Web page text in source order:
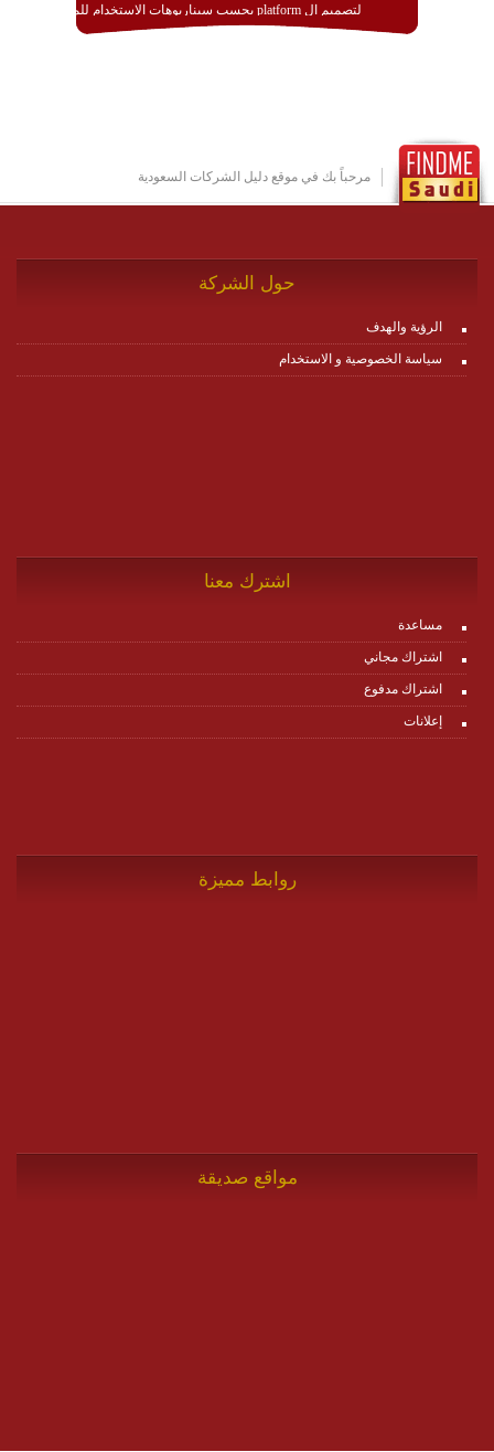
لتصميم ال platform بحسب سيناريوهات الاستخدام للمنصة
وتتوافق مع النشر والاستثمار ضمن بيئة استضافة dedicated
http://www.plutosms.com/zagel
مرحباً بك في موقع دليل الشركات السعودية
حول الشركة
الرؤية والهدف
سياسة الخصوصية و الاستخدام
اشترك معنا
مساعدة
اشتراك مجاني
اشتراك مدفوع
إعلانات
روابط مميزة
مواقع صديقة